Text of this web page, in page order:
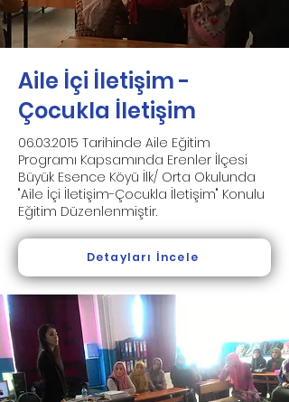
Aile İçi İletişim -
Çocukla İletişim
06.03.2015 Tarihinde Aile Eğitim
Programı Kapsamında Erenler İlçesi
Büyük Esence Köyü İlk/ Orta Okulunda
"Aile İçi İletişim-Çocukla İletişim" Konulu
Eğitim Düzenlenmiştir.
Detayları İncele